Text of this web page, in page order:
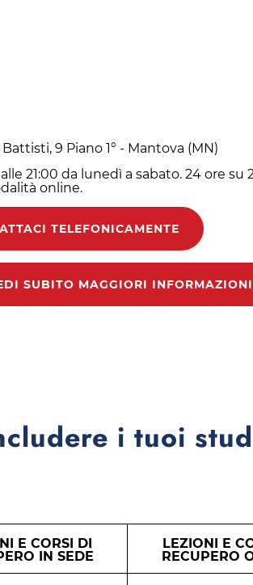
9 Piano 1° - Mantova (MN)
21:00 da lunedì a sabato. 24 ore su
online.
TELEFONICAMENTE
SUBITO MAGGIORI INFORMAZIONI
i tuoi
E CORSI DI
IN SEDE
LEZIONI E
RECUPERO